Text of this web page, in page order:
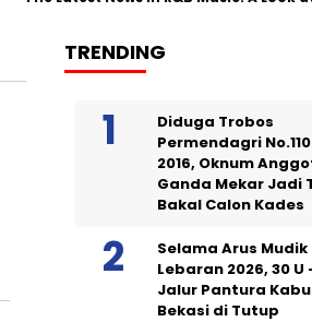
TRENDING
Diduga Trobos
Permendagri
2016, Oknum
Ganda Mekar Jadi
Bakal Calon Kades
Selama Arus Mudik
Lebaran 2026, 30 U
Jalur Pantura
Bekasi di Tutup